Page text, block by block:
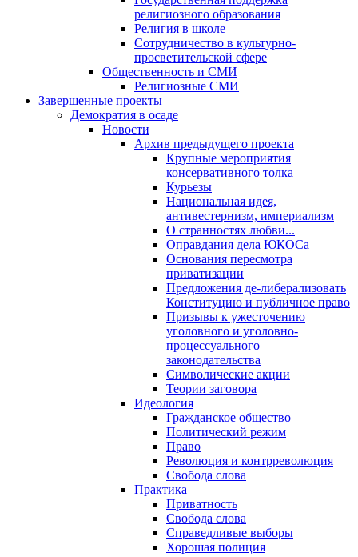
религиозного образования
Религия в школе
Сотрудничество в культурно-
просветительской сфере
Общественность и СМИ
Религиозные СМИ
Завершенные проекты
Демократия в осаде
Новости
Архив предыдущего проекта
Крупные мероприятия
консервативного толка
Курьезы
Национальная идея,
антивестернизм, империализм
О странностях любви...
Оправдания дела ЮКОСа
Основания пересмотра
приватизации
Предложения де-либерализовать
Конституцию и публичное право
Призывы к ужесточению
уголовного и уголовно-
процессуального
законодательства
Символические акции
Теории заговора
Идеология
Гражданское общество
Политический режим
Право
Революция и контрреволюция
Свобода слова
Практика
Приватность
Свобода слова
Справедливые выборы
Хорошая полиция